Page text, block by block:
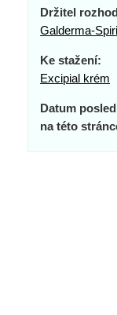
Držitel
Galderma-
Ke stažení:
Excipial krém
Datum
na této